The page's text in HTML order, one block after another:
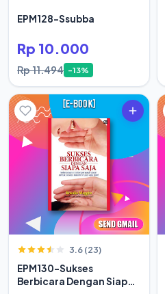
EPM128-Ssubba
Rp 10.000
Rp 11.494 -13%
3.6 (23)
EPM130-Sukses
Berbicara Dengan Siapa